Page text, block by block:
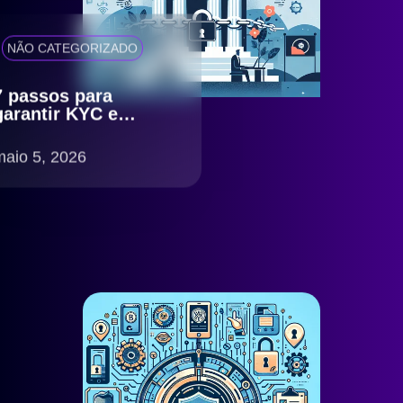
NÃO CATEGORIZADO
passos para
KYC e
compliance
no Brasil
5, 2026